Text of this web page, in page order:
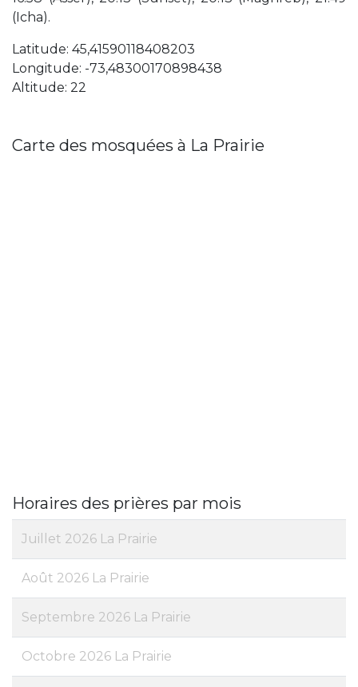
(Icha).
Latitude: 45,41590118408203
Longitude: -73,48300170898438
Altitude: 22
Carte des mosquées à La Prairie
Horaires des prières par mois
Juillet 2026 La Prairie
Août 2026 La Prairie
Septembre 2026 La Prairie
Octobre 2026 La Prairie